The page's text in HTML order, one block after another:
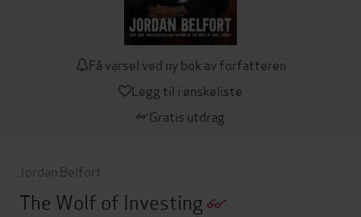
Få varsel ved ny bok av forfatteren
Legg til i ønskeliste
Gratis utdrag
Jordan Belfort
The Wolf of Investing